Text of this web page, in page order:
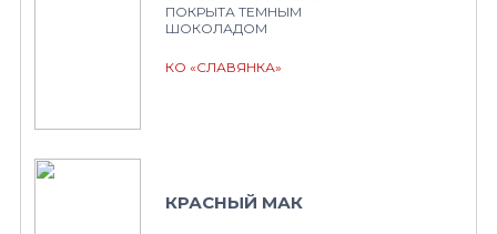
ПОКРЫТА ТЕМНЫМ
ШОКОЛАДОМ
КО «СЛАВЯНКА»
КРАСНЫЙ МАК